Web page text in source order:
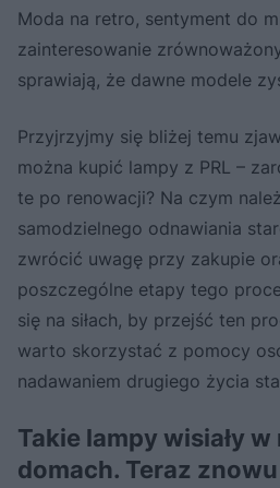
Moda na retro, sentyment do
zainteresowanie
sprawiają, że dawne modele
Przyjrzyjmy się bliżej temu
można kupić lampy z PRL –
te po renowacji? Na czym
samodzielnego odnawiania
zwrócić uwagę przy zakupie
poszczególne etapy tego
się na siłach, by przejść ten
warto skorzystać z pomocy
nadawaniem drugiego życia
Takie lampy wisiały
domach. Teraz